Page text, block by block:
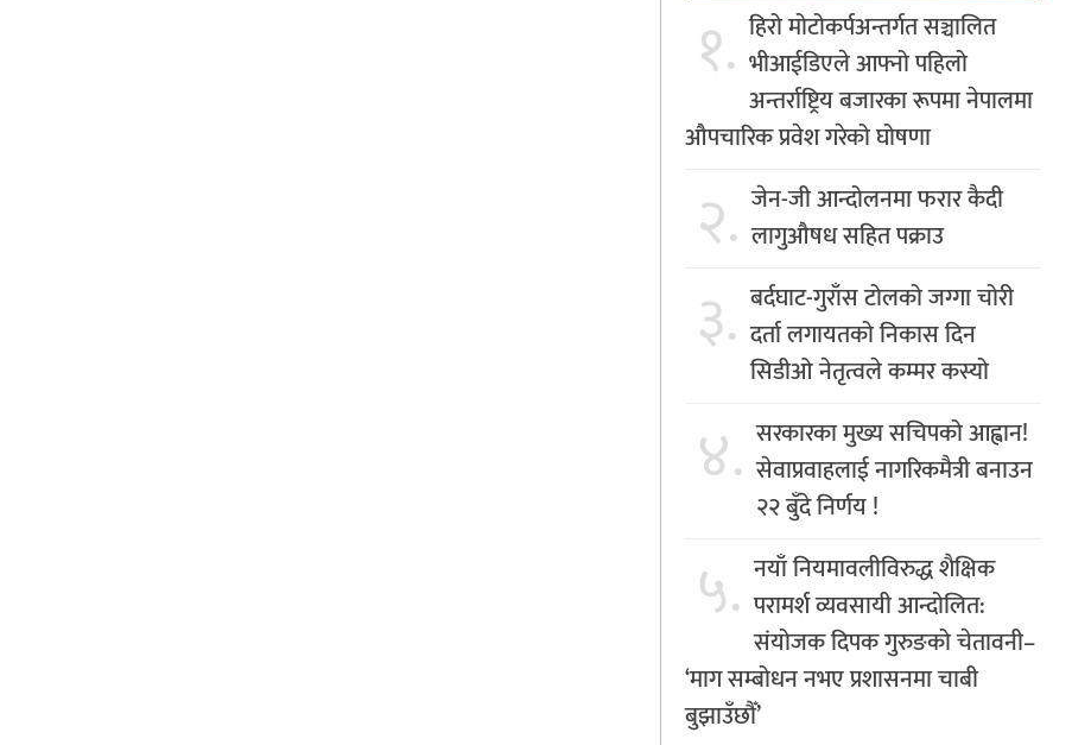
१. हिरो मोटोकर्पअन्तर्गत सञ्चालित
भीआईडिएले आफ्नो पहिलो
अन्तर्राष्ट्रिय बजारका रूपमा नेपालमा
औपचारिक प्रवेश गरेको घोषणा
२. जेन-जी आन्दोलनमा फरार कैदी
लागुऔषध सहित पक्राउ
३. बर्दघाट-गुराँस टोलको जग्गा चोरी
दर्ता लगायतको निकास दिन
सिडीओ नेतृत्वले कम्मर कस्यो
४. सरकारका मुख्य सचिपको आह्वान!
सेवाप्रवाहलाई नागरिकमैत्री बनाउन
२२ बुँदे निर्णय !
५. नयाँ नियमावलीविरुद्ध शैक्षिक
परामर्श व्यवसायी आन्दोलित:
संयोजक दिपक गुरुङको चेतावनी–
‘माग सम्बोधन नभए प्रशासनमा चाबी
बुझाउँछौँ’